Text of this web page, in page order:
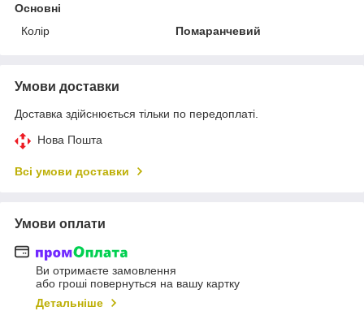
Основні
Колір
Помаранчевий
Умови доставки
Доставка здійснюється тільки по передоплаті.
Нова Пошта
Всі умови доставки
Умови оплати
Ви отримаєте замовлення
або гроші повернуться на вашу картку
Детальніше